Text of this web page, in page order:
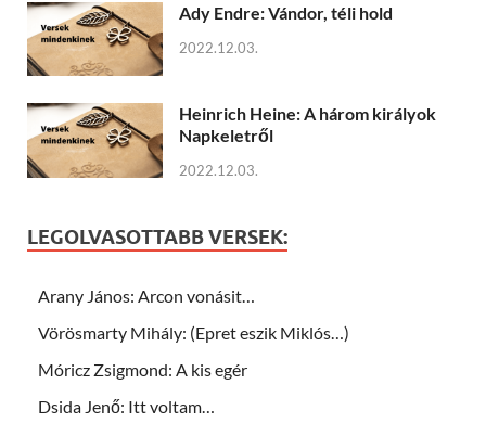
Ady Endre: Vándor, téli hold
2022.12.03.
Heinrich Heine: A három királyok
Napkeletről
2022.12.03.
LEGOLVASOTTABB VERSEK:
Arany János: Arcon vonásit…
Vörösmarty Mihály: (Epret eszik Miklós…)
Móricz Zsigmond: A kis egér
Dsida Jenő: Itt voltam…